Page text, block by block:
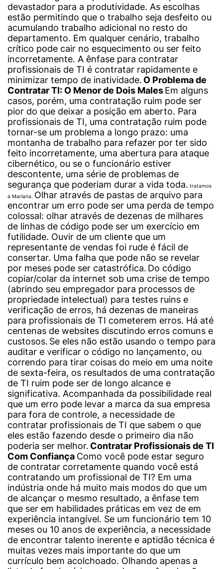
devastador para a produtividade. As escolhas
estão permitindo que o trabalho seja desfeito ou
acumulando trabalho adicional no resto do
departamento. Em qualquer cenário, trabalho
crítico pode cair no esquecimento ou ser feito
incorretamente. A ênfase para contratar
profissionais de TI é contratar rapidamente e
minimizar tempo de inatividade. O Problema de
Contratar TI: O Menor de Dois MalesEm alguns
casos, porém, uma contratação ruim pode ser
pior do que deixar a posição em aberto. Para
profissionais de TI, uma contratação ruim pode
tornar-se um problema a longo prazo: uma
montanha de trabalho para refazer por ter sido
feito incorretamente, uma abertura para ataque
cibernético, ou se o funcionário estiver
descontente, uma série de problemas de
segurança que poderiam durar a vida toda. tratamos
a Mariana. Olhar através de pastas de arquivo para
encontrar um erro pode ser uma perda de tempo
colossal: olhar através de dezenas de milhares
de linhas de código pode ser um exercício em
futilidade. Ouvir de um cliente que um
representante de vendas foi rude é fácil de
consertar. Uma falha que pode não se revelar
por meses pode ser catastrófica. Do código
copiar/colar da internet sob uma crise de tempo
(abrindo seu empregador para processos de
propriedade intelectual) para testes ruins e
verificação de erros, há dezenas de maneiras
para profissionais de TI cometerem erros. Há até
centenas de websites discutindo erros comuns e
custosos. Se eles não estão usando o tempo para
auditar e verificar o código no lançamento, ou
correndo para tirar coisas do meio em uma noite
de sexta-feira, os resultados de uma contratação
de TI ruim pode ser de longo alcance e
significativa. Acompanhada da possibilidade real
que um erro pode levar a marca da sua empresa
para fora de controle, a necessidade de
contratar profissionais de TI que sabem o que
eles estão fazendo desde o primeiro dia não
poderia ser melhor. Contratar Profissionais de TI
Com Confiança Como você pode estar seguro
de contratar corretamente quando você está
contratando um profissional de TI? Em uma
indústria onde há muito mais modos do que um
de alcançar o mesmo resultado, a ênfase tem
que ser em habilidades práticas em vez de em
experiência intangível. Se um funcionário tem 10
meses ou 10 anos de experiência, a necessidade
de encontrar talento inerente e aptidão técnica é
muitas vezes mais importante do que um
currículo bem acolchoado. Olhando apenas a